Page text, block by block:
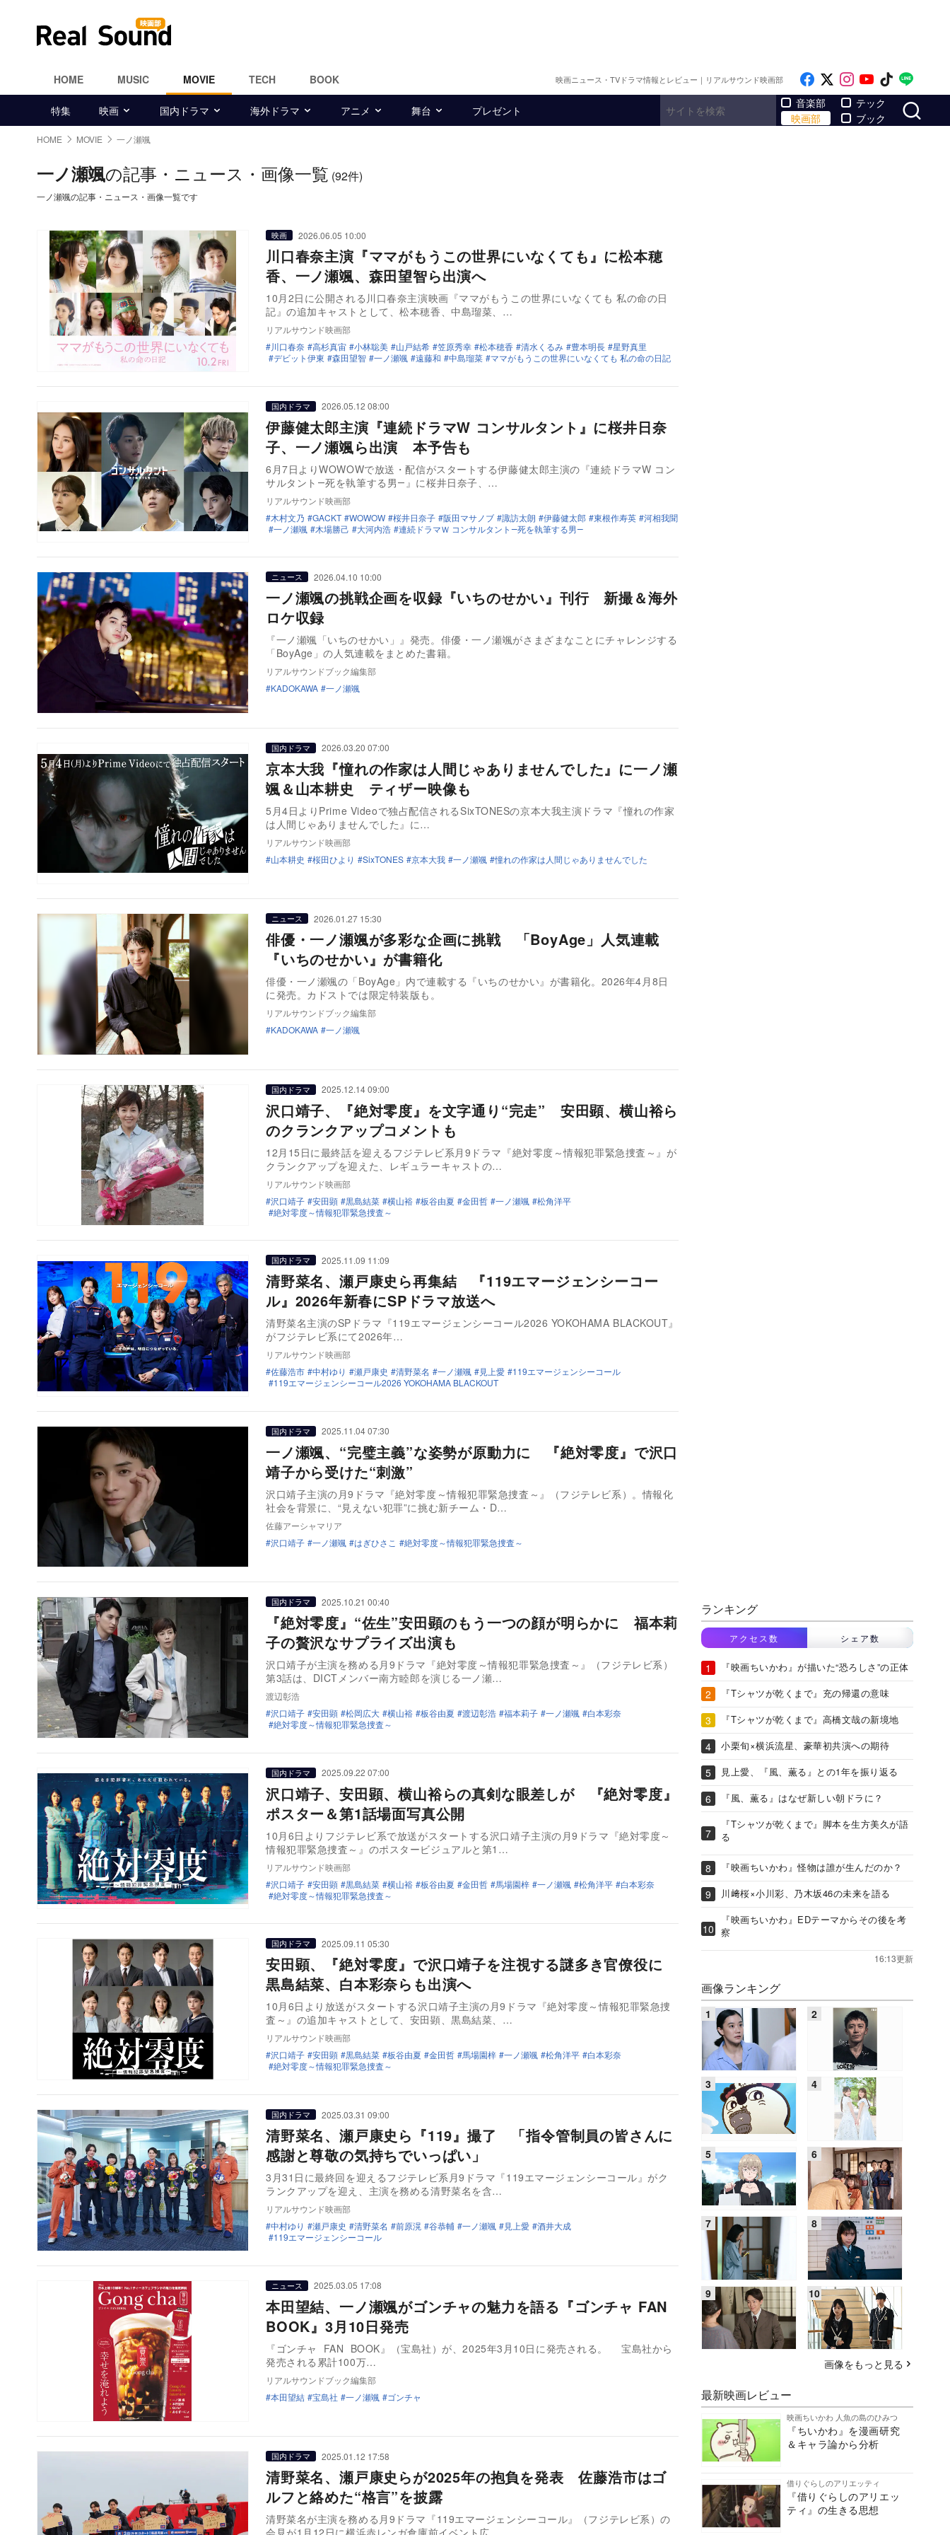
HOME MUSIC MOVIE TECH BOOK 映画ニュース・TVドラマ情報とレビュー｜リアルサウンド映画部 Like on Facebook
Follow on x
Follow on
Follow on
Follow
特集 映画 国内ドラマ 海外ドラマ アニメ 舞台 プレゼント
音楽部
映画部
テック
ブック
HOME MOVIE 一ノ瀬颯
一ノ瀬颯の記事・ニュース・画像一覧 (92件)
一ノ瀬颯の記事・ニュース・画像一覧です
映画 2026.06.05 10:00
川口春奈主演『ママがもうこの世界にいなくても』に松本穂
香、一ノ瀬颯、森田望智ら出演へ
10月2日に公開される川口春奈主演映画『ママがもうこの世界にいなくても 私の命の日
記』の追加キャストとして、松本穂香、中島瑠菜、…
リアルサウンド映画部
川口春奈
高杉真宙 小林聡美 山戸結希 笠原秀幸 松本穂香 清水くるみ 豊本明長
星野真里
デビット伊東
森田望智 一ノ瀬颯 遠藤和 中島瑠菜 ママがもうこの世界にいなくても 私の命の日記
国内ドラマ 2026.05.12 08:00
伊藤健太郎主演『連続ドラマW コンサルタント』に桜井日奈
子、一ノ瀬颯ら出演 本予告も
6月7日よりWOWOWで放送・配信がスタートする伊藤健太郎主演の『連続ドラマW コン
サルタント―死を執筆する男―』に桜井日奈子、…
リアルサウンド映画部
木村文乃
GACKT WOWOW 桜井日奈子 阪田マサノブ 諏訪太朗 伊藤健太郎 東根作寿英
河相我聞
一ノ瀬颯
木場勝己 大河内浩 連続ドラマＷ コンサルタント―死を執筆する男―
ニュース 2026.04.10 10:00
一ノ瀬颯の挑戦企画を収録『いちのせかい』刊行 新撮＆海外
ロケ収録
『一ノ瀬颯「いちのせかい」』発売。俳優・一ノ瀬颯がさまざまなことにチャレンジする
「BoyAge」の人気連載をまとめた書籍。
リアルサウンドブック編集部
KADOKAWA
一ノ瀬颯
国内ドラマ 2026.03.20 07:00
京本大我『憧れの作家は人間じゃありませんでした』に一ノ瀬
颯＆山本耕史 ティザー映像も
5月4日よりPrime Videoで独占配信されるSixTONESの京本大我主演ドラマ『憧れの作家
は人間じゃありませんでした』に…
リアルサウンド映画部
山本耕史
桜田ひより SixTONES 京本大我 一ノ瀬颯 憧れの作家は人間じゃありませんでした
ニュース 2026.01.27 15:30
俳優・一ノ瀬颯が多彩な企画に挑戦 「BoyAge」人気連載
『いちのせかい』が書籍化
俳優・一ノ瀬颯の「BoyAge」内で連載する『いちのせかい』が書籍化。2026年4月8日
に発売。カドストでは限定特装版も。
リアルサウンドブック編集部
KADOKAWA
一ノ瀬颯
国内ドラマ 2025.12.14 09:00
沢口靖子、『絶対零度』を文字通り“完走” 安田顕、横山裕ら
のクランクアップコメントも
12月15日に最終話を迎えるフジテレビ系月9ドラマ『絶対零度～情報犯罪緊急捜査～』が
クランクアップを迎えた、レギュラーキャストの…
リアルサウンド映画部
沢口靖子
安田顕 黒島結菜 横山裕 板谷由夏 金田哲 一ノ瀬颯
松角洋平
絶対零度～情報犯罪緊急捜査～
国内ドラマ 2025.11.09 11:09
清野菜名、瀬戸康史ら再集結 『119エマージェンシーコー
ル』2026年新春にSPドラマ放送へ
清野菜名主演のSPドラマ『119エマージェンシーコール2026 YOKOHAMA BLACKOUT』
がフジテレビ系にて2026年…
リアルサウンド映画部
佐藤浩市
中村ゆり 瀬戸康史 清野菜名 一ノ瀬颯 見上愛
119エマージェンシーコール
119エマージェンシーコール2026 YOKOHAMA BLACKOUT
国内ドラマ 2025.11.04 07:30
一ノ瀬颯、“完璧主義”な姿勢が原動力に 『絶対零度』で沢口
靖子から受けた“刺激”
沢口靖子主演の月9ドラマ『絶対零度～情報犯罪緊急捜査～』（フジテレビ系）。情報化
社会を背景に、“見えない犯罪”に挑む新チーム・D…
佐藤アーシャマリア
沢口靖子
一ノ瀬颯 はぎひさこ 絶対零度～情報犯罪緊急捜査～
国内ドラマ 2025.10.21 00:40
『絶対零度』“佐生”安田顕のもう一つの顔が明らかに 福本莉
子の贅沢なサプライズ出演も
沢口靖子が主演を務める月9ドラマ『絶対零度～情報犯罪緊急捜査～』（フジテレビ系）
第3話は、DICTメンバー南方睦郎を演じる一ノ瀬…
渡辺彰浩
沢口靖子
安田顕 松岡広大 横山裕 板谷由夏 渡辺彰浩 福本莉子 一ノ瀬颯
白本彩奈
絶対零度～情報犯罪緊急捜査～
国内ドラマ 2025.09.22 07:00
沢口靖子、安田顕、横山裕らの真剣な眼差しが 『絶対零度』
ポスター＆第1話場面写真公開
10月6日よりフジテレビ系で放送がスタートする沢口靖子主演の月9ドラマ『絶対零度～
情報犯罪緊急捜査～』のポスタービジュアルと第1…
リアルサウンド映画部
沢口靖子
安田顕 黒島結菜 横山裕 板谷由夏 金田哲 馬場園梓 一ノ瀬颯 松角洋平
白本彩奈
絶対零度～情報犯罪緊急捜査～
国内ドラマ 2025.09.11 05:30
安田顕、『絶対零度』で沢口靖子を注視する謎多き官僚役に
黒島結菜、白本彩奈らも出演へ
10月6日より放送がスタートする沢口靖子主演の月9ドラマ『絶対零度～情報犯罪緊急捜
査～』の追加キャストとして、安田顕、黒島結菜、…
リアルサウンド映画部
沢口靖子
安田顕 黒島結菜 板谷由夏 金田哲 馬場園梓 一ノ瀬颯 松角洋平
白本彩奈
絶対零度～情報犯罪緊急捜査～
国内ドラマ 2025.03.31 09:00
清野菜名、瀬戸康史ら『119』撮了 「指令管制員の皆さんに
感謝と尊敬の気持ちでいっぱい」
3月31日に最終回を迎えるフジテレビ系月9ドラマ『119エマージェンシーコール』がク
ランクアップを迎え、主演を務める清野菜名を含…
リアルサウンド映画部
中村ゆり
瀬戸康史 清野菜名 前原滉 谷恭輔 一ノ瀬颯 見上愛
酒井大成
119エマージェンシーコール
ニュース 2025.03.05 17:08
本田望結、一ノ瀬颯がゴンチャの魅力を語る『ゴンチャ FAN
BOOK』3月10日発売
『ゴンチャ FAN BOOK』（宝島社）が、2025年3月10日に発売される。 宝島社から
発売される累計100万…
リアルサウンドブック編集部
本田望結
宝島社 一ノ瀬颯 ゴンチャ
国内ドラマ 2025.01.12 17:58
清野菜名、瀬戸康史らが2025年の抱負を発表 佐藤浩市はゴ
ルフと絡めた“格言”を披露
清野菜名が主演を務める月9ドラマ『119エマージェンシーコール』（フジテレビ系）の
ランキング
アクセス数 シェア数
『映画ちいかわ』が描いた“恐ろしさ”の正体
『Tシャツが乾くまで』充の帰還の意味
『Tシャツが乾くまで』高橋文哉の新境地
小栗旬×横浜流星、豪華初共演への期待
見上愛、『風、薫る』との1年を振り返る
『風、薫る』はなぜ新しい朝ドラに？
『Tシャツが乾くまで』脚本を生方美久が語
る
『映画ちいかわ』怪物は誰が生んだのか？
川﨑桜×小川彩、乃木坂46の未来を語る
『映画ちいかわ』EDテーマからその後を考
察
16:13更新
画像ランキング
画像をもっと見る
最新映画レビュー
映画ちいかわ 人魚の島のひみつ
『ちいかわ』を漫画研究
＆キャラ論から分析
借りぐらしのアリエッティ
『借りぐらしのアリエッ
ティ』の生きる思想